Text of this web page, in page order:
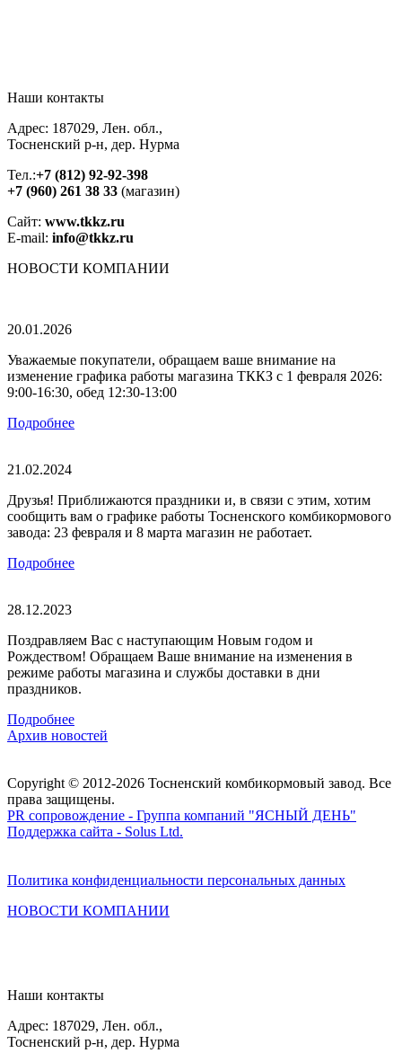
Наши контакты
Адрес: 187029, Лен. обл.,
Тосненский р-н, дер. Нурма
Тел.:+7 (812) 92-92-398
+7 (960) 261 38 33 (магазин)
Сайт: www.tkkz.ru
E-mail: info@tkkz.ru
НОВОСТИ КОМПАНИИ
20.01.2026
Уважаемые покупатели, обращаем ваше внимание на
изменение графика работы магазина ТККЗ c 1 февраля 2026:
9:00-16:30, обед 12:30-13:00
Подробнее
21.02.2024
Друзья! Приближаются праздники и, в связи с этим, хотим
сообщить вам о графике работы Тосненского комбикормового
завода: 23 февраля и 8 марта магазин не работает.
Подробнее
28.12.2023
Поздравляем Вас с наступающим Новым годом и
Рождеством! Обращаем Ваше внимание на изменения в
режиме работы магазина и службы доставки в дни
праздников.
Подробнее
Архив новостей
Copyright © 2012-2026 Тосненский комбикормовый завод. Все
права защищены.
PR сопровождение - Группа компаний "ЯСНЫЙ ДЕНЬ"
Поддержка сайта - Solus Ltd.
Политика конфиденциальности персональных данных
НОВОСТИ КОМПАНИИ
Наши контакты
Адрес: 187029, Лен. обл.,
Тосненский р-н, дер. Нурма